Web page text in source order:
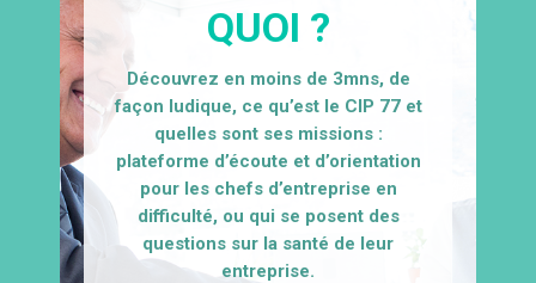
QUOI ?
Découvrez en moins de 3mns, de
façon ludique, ce qu’est le CIP 77 et
quelles sont ses missions :
plateforme d’écoute et d’orientation
pour les chefs d’entreprise en
difficulté, ou qui se posent des
questions sur la santé de leur
entreprise.